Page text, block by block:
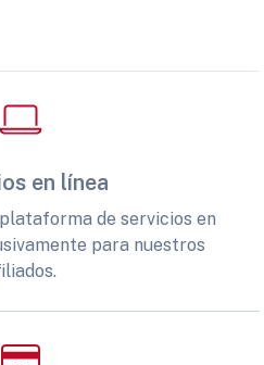
en línea
de servicios en
para nuestros